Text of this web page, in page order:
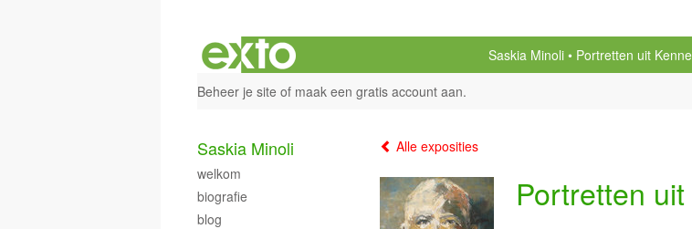
Saskia Minoli
Portretten uit
Beheer je site of maak een gratis account aan.
Alle exposities
Portretten
Saskia Minoli
welkom
biografie
blog